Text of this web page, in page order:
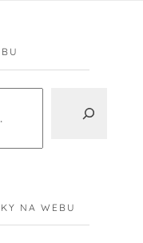
NA WEBU